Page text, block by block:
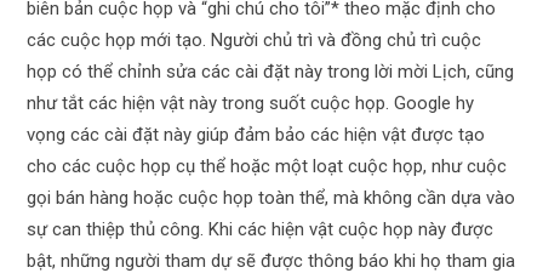
biên bản cuộc họp và “ghi chú cho tôi”* theo mặc định cho
các cuộc họp mới tạo. Người chủ trì và đồng chủ trì cuộc
họp có thể chỉnh sửa các cài đặt này trong lời mời Lịch, cũng
như tắt các hiện vật này trong suốt cuộc họp. Google hy
vọng các cài đặt này giúp đảm bảo các hiện vật được tạo
cho các cuộc họp cụ thể hoặc một loạt cuộc họp, như cuộc
gọi bán hàng hoặc cuộc họp toàn thể, mà không cần dựa vào
sự can thiệp thủ công. Khi các hiện vật cuộc họp này được
bật, những người tham dự sẽ được thông báo khi họ tham gia